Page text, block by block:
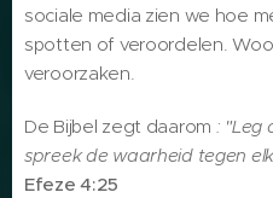
sociale media zien we hoe
spotten of veroordelen.
veroorzaken.
De Bijbel zegt daarom : "Leg
spreek de waarheid tegen
Efeze 4:25